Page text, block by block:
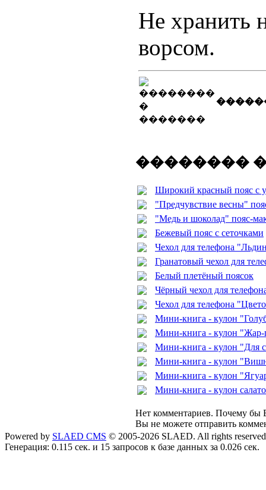
Не хранить
ворсом.
��������
Широкий красный пояс с
"Предчувствие весны"
"Медь и шоколад" пояс-
Бежевый пояс с сеточками
Чехол для телефона
Гранатовый чехол для
Белый плетёный поясок
Чёрный чехол для
Чехол для телефона
Мини-книга - кулон
Мини-книга - кулон "Жар-
Мини-книга - кулон "Для
Мини-книга - кулон
Мини-книга - кулон
Мини-книга - кулон
Нет комментариев. Почему бы
Вы не можете отправить
Powered by SLAED CMS © 2005-2026 SLAED. All rights
Генерация: 0.115 сек. и 15 запросов к базе данных за 0.026 сек.